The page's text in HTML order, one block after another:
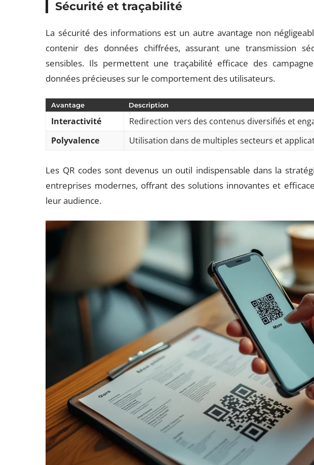
Sécurité et traçabilité
La sécurité des informations est un autre avantage non
contenir des données chiffrées, assurant une transmission
sensibles. Ils permettent une traçabilité efficace des
données précieuses sur le comportement des utilisateurs.
Avantage Description
Interactivité
Redirection vers des contenus diversifiés et
Polyvalence
Utilisation dans de multiples secteurs et
Les QR codes sont devenus un outil indispensable dans la
entreprises modernes, offrant des solutions innovantes et
leur audience.